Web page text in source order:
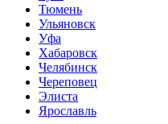
Тюмень
Ульяновск
Уфа
Хабаровск
Челябинск
Череповец
Элиста
Ярославль